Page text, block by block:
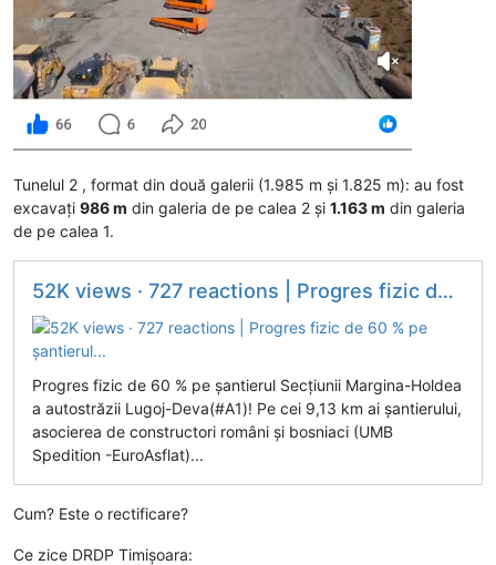
Tunelul 2 , format din două galerii (1.985 m și 1.825 m): au fost
excavați 986 m din galeria de pe calea 2 și 1.163 m din galeria
de pe calea 1.
52K views · 727 reactions | Progres fizic de 60 % pe șantierul...
Progres fizic de 60 % pe șantierul Secțiunii Margina-Holdea
a autostrăzii Lugoj-Deva(#A1)! Pe cei 9,13 km ai șantierului,
asocierea de constructori români și bosniaci (UMB
Spedition -EuroAsflat)...
Cum? Este o rectificare?
Ce zice DRDP Timișoara: